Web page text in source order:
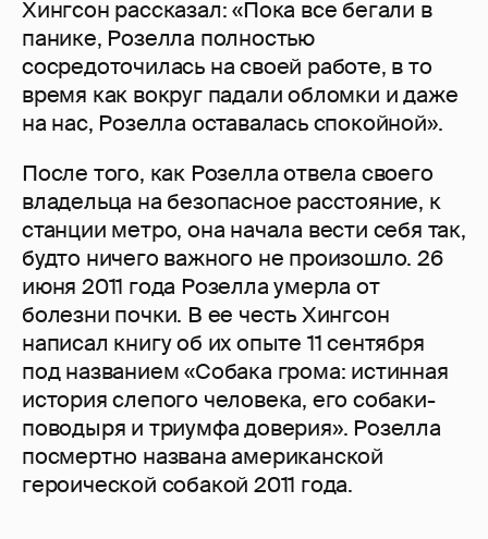
Хингсон рассказал: «Пока все бегали в
панике, Розелла полностью
сосредоточилась на своей работе, в то
время как вокруг падали обломки и даже
на нас, Розелла оставалась спокойной».
После того, как Розелла отвела своего
владельца на безопасное расстояние, к
станции метро, она начала вести себя так,
будто ничего важного не произошло. 26
июня 2011 года Розелла умерла от
болезни почки. В ее честь Хингсон
написал книгу об их опыте 11 сентября
под названием «Собака грома: истинная
история слепого человека, его собаки-
поводыря и триумфа доверия». Розелла
посмертно названа американской
героической собакой 2011 года.